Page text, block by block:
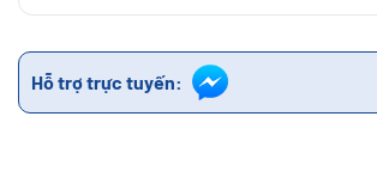
Hỗ trợ trực tuyến: